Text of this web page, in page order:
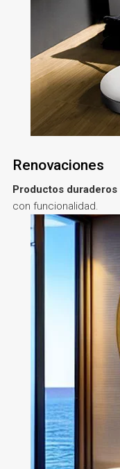
Renovaciones
Productos duraderos
con funcionalidad.